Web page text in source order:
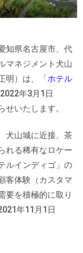
知県名古屋市、代
マネジメント犬山
明）は、「ホテル
年3月1日
せいたします。
犬山城に近接、茶
れる稀有なロケー
ルインディゴ」の
客体験（カスタマ
要を積極的に取り
年11月1日